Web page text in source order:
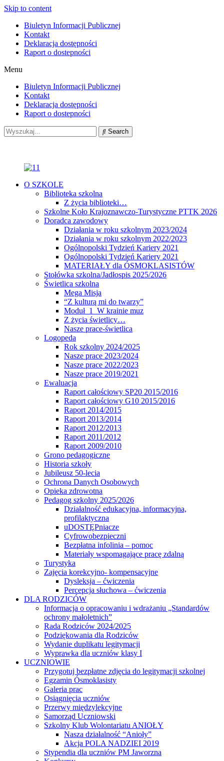
Skip to content
Biuletyn Informacji Publicznej
Kontakt
Deklaracja dostępności
Raport o dostepności
Menu
Biuletyn Informacji Publicznej
Kontakt
Deklaracja dostępności
Raport o dostepności
Search
O SZKOLE
Biblioteka szkolna
Z życia biblioteki…
Szkolne Koło Krajoznawczo-Turystyczne PTTK 2026
Doradca zawodowy
Działania w roku szkolnym 2023/2024
Działania w roku szkolnym 2022/2023
Ogólnopolski Tydzień Kariery 2021
Ogólnopolski Tydzień Kariery 2021
MATERIAŁY dla ÓSMOKLASISTÓW
Stołówka szkolna/Jadłospis 2025/2026
Świetlica szkolna
Mega Misja
“Z kulturą mi do twarzy”
Moduł 1 W krainie muz
Z życia świetlicy…
Nasze prace-świetlica
Logopeda
Rok szkolny 2024/2025
Nasze prace 2023/2024
Nasze prace 2022/2023
Nasze prace 2019/2021
Ewaluacja
Raport całościowy SP20 2015/2016
Raport całościowy G10 2015/2016
Raport 2014/2015
Raport 2013/2014
Raport 2012/2013
Raport 2011/2012
Raport 2009/2010
Grono pedagogiczne
Historia szkoły
Jubileusz 50-lecia
Ochrona Danych Osobowych
Opieka zdrowotna
Pedagog szkolny 2025/2026
Działalność edukacyjna, informacyjna,
profilaktyczna
uDOSTĘPniacze
Cyfrowobezpieczni
Bezpłatna infolinia – pomoc
Materiały wspomagające pracę zdalną
Turystyka
Zajęcia korekcyjno- kompensacyjne
Dysleksja – ćwiczenia
Percepcja słuchowa – ćwiczenia
DLA RODZICÓW
Informacja o opracowaniu i wdrażaniu „Standardów
ochrony małoletnich”
Rada Rodziców 2024/2025
Podziękowania dla Rodziców
Wydanie duplikatu legitymacji
Wyprawka dla uczniów klasy I
UCZNIOWIE
Przygotuj bezpłatne zdjęcia do legitymacji szkolnej
Egzamin Ósmoklasisty
Galeria prac
Osiągnięcia uczniów
Przerwy międzylekcyjne
Samorząd Uczniowski
Szkolny Klub Wolontariatu ANIOŁY
Nasza działalność “Anioły”
Akcja POLA NADZIEI 2019
Stypendia dla uczniów PM Jaworzna